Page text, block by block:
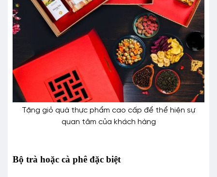
Tặng giỏ quà thực phẩm cao cấp để thể hiện sự
quan tâm của khách hàng
Bộ trà hoặc cà phê đặc biệt